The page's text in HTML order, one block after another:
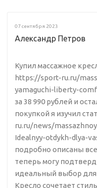
07 сентября 2023
Александр Петров
Купил массажное
https://sport-ru.ru/
yamaguchi-liberty-
за 38 990 рублей и
покупкой я изучил
ru.ru/news/
Idealnyy-otdykh-dlya-
подробно описаны
теперь могу
идеальный выбор для
Кресло сочетает